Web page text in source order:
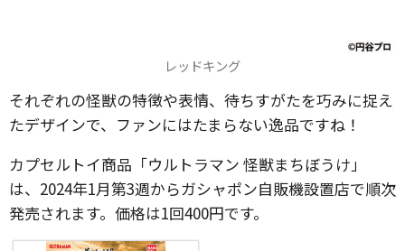
レッドキング
それぞれの怪獣の特徴や表情、待ちすがたを巧みに捉え
たデザインで、ファンにはたまらない逸品ですね！
カプセルトイ商品「ウルトラマン 怪獣まちぼうけ」
は、2024年1月第3週からガシャポン自販機設置店で順次
発売されます。価格は1回400円です。